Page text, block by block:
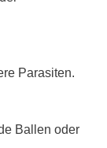
Parasiten.
Ballen oder